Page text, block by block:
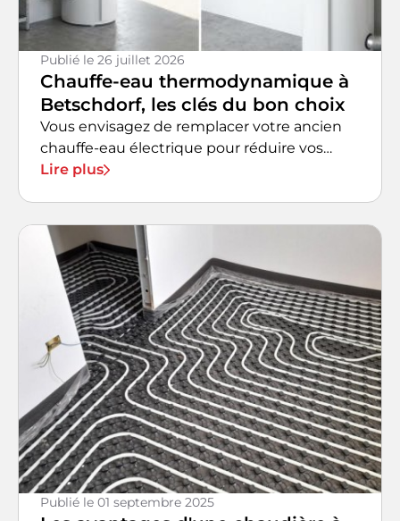
Publié le 26 juillet 2026
Chauffe-eau thermodynamique à
Betschdorf, les clés du bon choix
Vous envisagez de remplacer votre ancien
chauffe-eau électrique pour réduire vos
factures d'énergie ?
Lire plus
Publié le 01 septembre 2025